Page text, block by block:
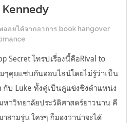
ลอยได้จากอาการ book hangover
Secret โทรปเรื่องนี้คือRival to
ๆคุยแซ่บกันออนไลน์โดยไม่รู้ว่าเป็น
กับ Luke ทั้งคู่เป็นคู่แข่งชิงตำแหน่ง
าวิทยาลัยประวัติศาสตร์ยาวนาน คี
สามรุ่น ใครๆ ก็มองว่าน่าจะได้